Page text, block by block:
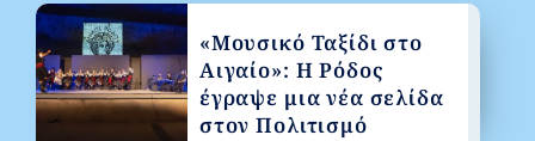
«Μουσικό Ταξίδι στο
Αιγαίο»: Η Ρόδος
έγραψε μια νέα σελίδα
στον Πολιτισμό